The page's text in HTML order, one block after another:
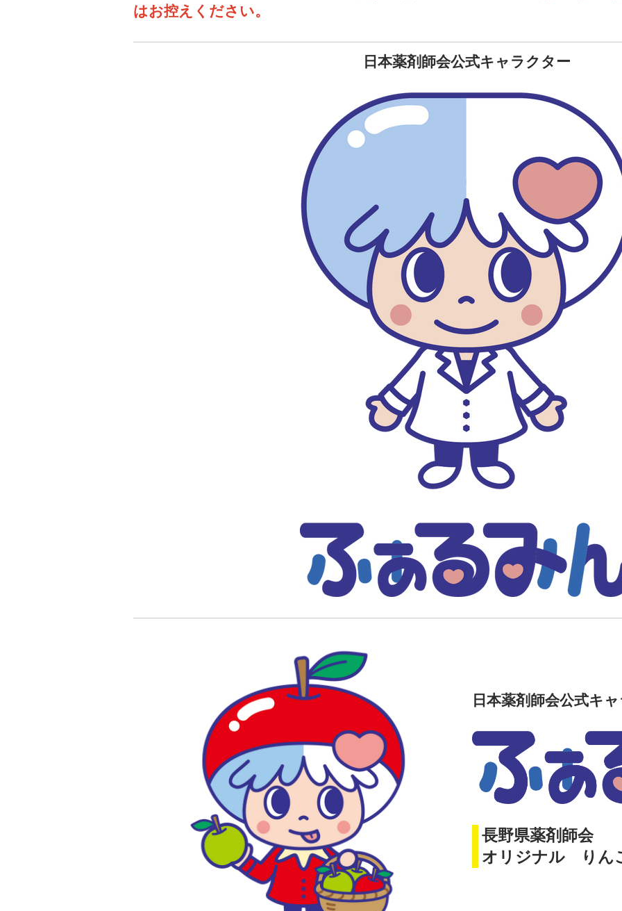
はお控えください。
日本薬剤師会公式キャラクター
日本薬剤師会公式キ
長野県薬剤師会
オリジナル りん